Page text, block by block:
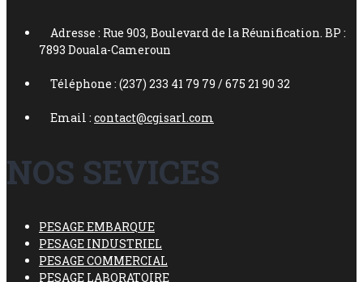
Adresse : Rue 903, Boulevard de la Réunification. BP :
7893 Douala-Cameroun
Téléphone : (237) 233 41 79 79 / 675 21 90 32
Email : contact@cgisarl.com
NOS SEVICES
PESAGE EMBARQUE
PESAGE INDUSTRIEL
PESAGE COMMERCIAL
PESAGE LABORATOIRE